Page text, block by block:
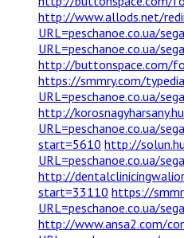
http://www.allods.net/
URL=peschanoe.co.ua/
URL=peschanoe.co.ua/
http://buttonspace.com/
https://smmry.com/
URL=peschanoe.co.ua/
http://
URL=peschanoe.co.ua/
start=5610 http://
URL=peschanoe.co.ua/
http://
start=33110 https://
URL=peschanoe.co.ua/
http://www.ansa2.com/